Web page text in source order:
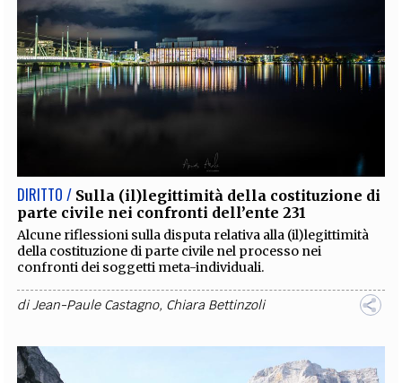
DIRITTO / Sulla (il)legittimità della costituzione di
parte civile nei confronti dell’ente 231
Alcune riflessioni sulla disputa relativa alla (il)legittimità
della costituzione di parte civile nel processo nei
confronti dei soggetti meta-individuali.
diJean-Paule Castagno, Chiara Bettinzoli